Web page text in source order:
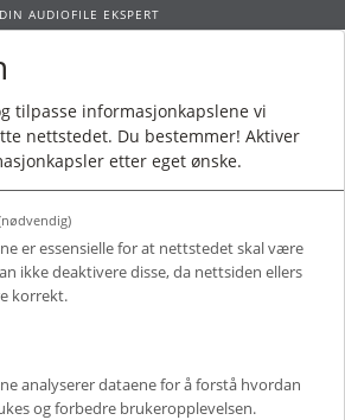
DIN AUDIOFILE EKSPERT
/ Tilbehør / / Pylon Jasper Stand
tilpasse informasjonkapslene vi
nettstedet. Du bestemmer! Aktiver
etter eget ønske.
er essensielle for at nettstedet skal være
ikke deaktivere disse, da nettsiden ellers
korrekt.
analyserer dataene for å forstå hvordan
og forbedre brukeropplevelsen.